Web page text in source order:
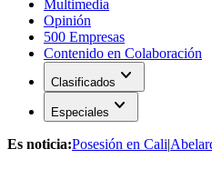
Multimedia
Opinión
500 Empresas
Contenido en Colaboración
Clasificados expand_more
Especiales expand_more
Es noticia:Posesión en Cali|